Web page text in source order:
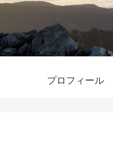
プロフィール